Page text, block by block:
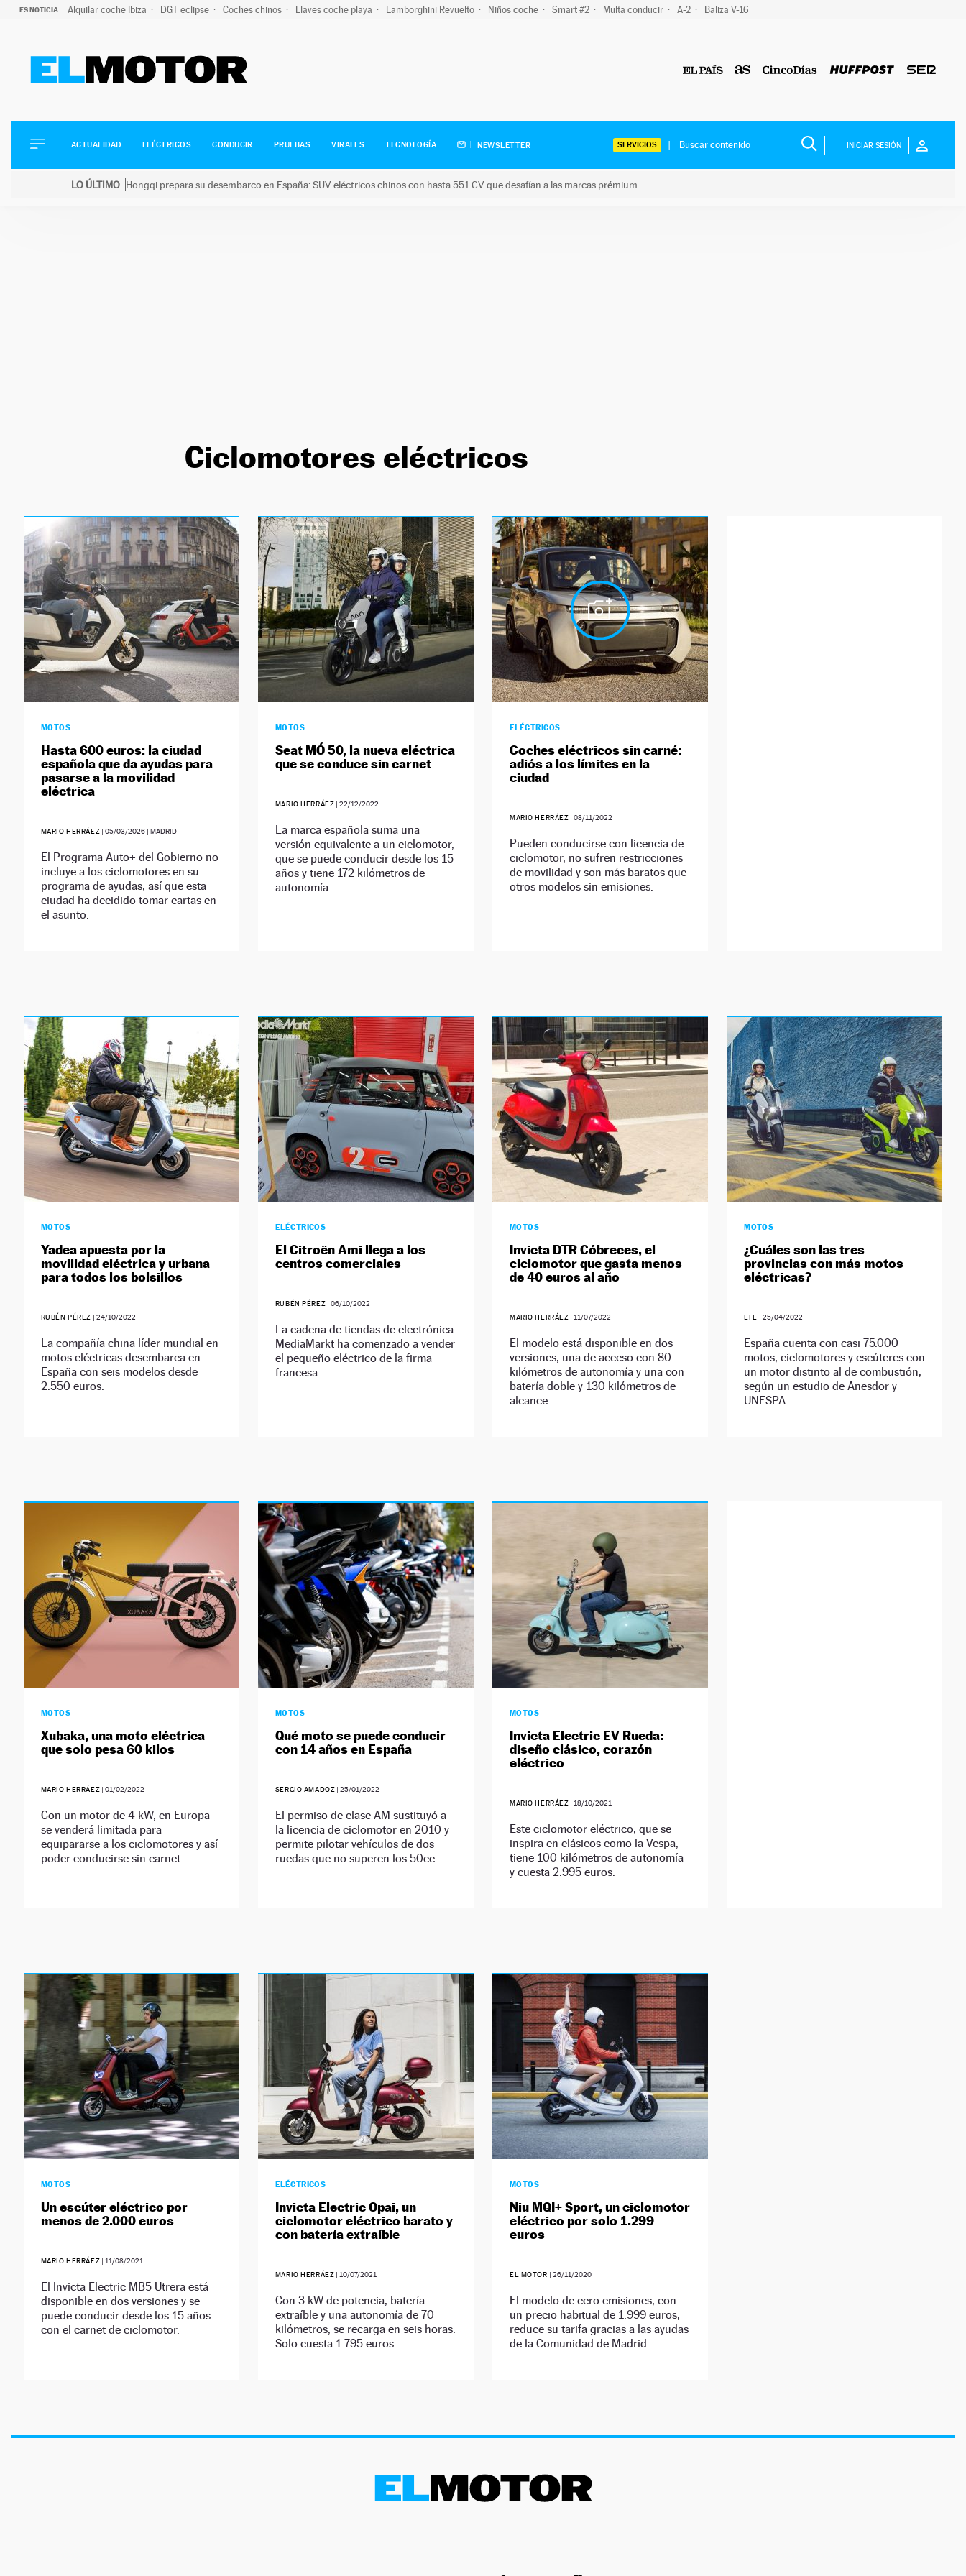
ES NOTICIA: Alquilar coche Ibiza DGT eclipse Coches chinos Llaves coche playa Lamborghini Revuelto Niños coche Smart #2 Multa conducir A-2 Baliza V-16
ELÉCTRICOS
CONDUCIR
ACTUALIDAD ELÉCTRICOS CONDUCIR PRUEBAS VIRALES TECNOLOGÍA NEWSLETTER SERVICIOS INICIAR SESIÓN
LO ÚLTIMO Hongqi prepara su desembarco en España: SUV eléctricos chinos con hasta 551 CV que desafían a las marcas prémium
Ciclomotores eléctricos
MOTOS
Hasta 600 euros: la ciudad
española que da ayudas para
pasarse a la movilidad
eléctrica
MARIO HERRÁEZ |05/03/2026 | MADRID
El Programa Auto+ del Gobierno no
incluye a los ciclomotores en su
programa de ayudas, así que esta
ciudad ha decidido tomar cartas en
el asunto.
MOTOS
Seat MÓ 50, la nueva eléctrica
que se conduce sin carnet
MARIO HERRÁEZ |22/12/2022
La marca española suma una
versión equivalente a un ciclomotor,
que se puede conducir desde los 15
años y tiene 172 kilómetros de
autonomía.
ELÉCTRICOS
Coches eléctricos sin carné:
adiós a los límites en la
ciudad
MARIO HERRÁEZ |08/11/2022
Pueden conducirse con licencia de
ciclomotor, no sufren restricciones
de movilidad y son más baratos que
otros modelos sin emisiones.
MOTOS
Yadea apuesta por la
movilidad eléctrica y urbana
para todos los bolsillos
RUBÉN PÉREZ |24/10/2022
La compañía china líder mundial en
motos eléctricas desembarca en
España con seis modelos desde
2.550 euros.
ELÉCTRICOS
El Citroën Ami llega a los
centros comerciales
RUBÉN PÉREZ |06/10/2022
La cadena de tiendas de electrónica
MediaMarkt ha comenzado a vender
el pequeño eléctrico de la firma
francesa.
MOTOS
Invicta DTR Cóbreces, el
ciclomotor que gasta menos
de 40 euros al año
MARIO HERRÁEZ | 11/07/2022
El modelo está disponible en dos
versiones, una de acceso con 80
kilómetros de autonomía y una con
batería doble y 130 kilómetros de
alcance.
MOTOS
¿Cuáles son las tres
provincias con más motos
eléctricas?
EFE | 25/04/2022
España cuenta con casi 75.000
motos, ciclomotores y escúteres con
un motor distinto al de combustión,
según un estudio de Anesdor y
UNESPA.
MOTOS
Xubaka, una moto eléctrica
que solo pesa 60 kilos
MARIO HERRÁEZ |01/02/2022
Con un motor de 4 kW, en Europa
se venderá limitada para
equipararse a los ciclomotores y así
poder conducirse sin carnet.
MOTOS
Qué moto se puede conducir
con 14 años en España
SERGIO AMADOZ |25/01/2022
El permiso de clase AM sustituyó a
la licencia de ciclomotor en 2010 y
permite pilotar vehículos de dos
ruedas que no superen los 50cc.
MOTOS
Invicta Electric EV Rueda:
diseño clásico, corazón
eléctrico
MARIO HERRÁEZ | 18/10/2021
Este ciclomotor eléctrico, que se
inspira en clásicos como la Vespa,
tiene 100 kilómetros de autonomía
y cuesta 2.995 euros.
MOTOS
Un escúter eléctrico por
menos de 2.000 euros
MARIO HERRÁEZ | 11/08/2021
El Invicta Electric MB5 Utrera está
disponible en dos versiones y se
puede conducir desde los 15 años
con el carnet de ciclomotor.
ELÉCTRICOS
Invicta Electric Opai, un
ciclomotor eléctrico barato y
con batería extraíble
MARIO HERRÁEZ | 10/07/2021
Con 3 kW de potencia, batería
extraíble y una autonomía de 70
kilómetros, se recarga en seis horas.
Solo cuesta 1.795 euros.
MOTOS
Niu MQI+ Sport, un ciclomotor
eléctrico por solo 1.299
euros
EL MOTOR | 26/11/2020
El modelo de cero emisiones, con
un precio habitual de 1.999 euros,
reduce su tarifa gracias a las ayudas
de la Comunidad de Madrid.